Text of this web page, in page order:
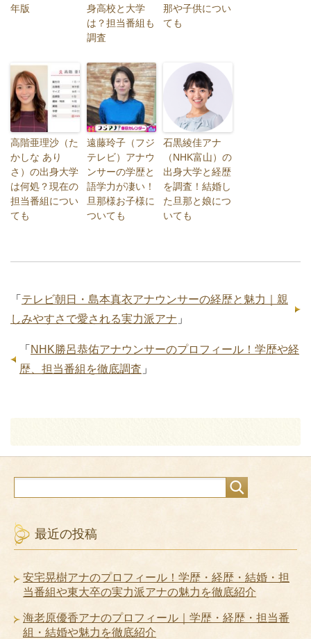
年版
身高校と大学
は？担当番組も
調査
那や子供につい
ても
高階亜理沙（た
かしな あり
さ）の出身大学
は何処？現在の
担当番組につい
ても
遠藤玲子（フジ
テレビ）アナウ
ンサーの学歴と
語学力が凄い！
旦那様お子様に
ついても
石黒綾佳アナ
（NHK富山）の
出身大学と経歴
を調査！結婚し
た旦那と娘につ
いても
「 テレビ朝日・島本真衣アナウンサーの経歴と魅力｜親
しみやすさで愛される実力派アナ 」
「 NHK勝呂恭佑アナウンサーのプロフィール！学歴や経
歴、担当番組を徹底調査 」
最近の投稿
安宅晃樹アナのプロフィール！学歴・経歴・結婚・担
当番組や東大卒の実力派アナの魅力を徹底紹介
海老原優香アナのプロフィール｜学歴・経歴・担当番
組・結婚や魅力を徹底紹介